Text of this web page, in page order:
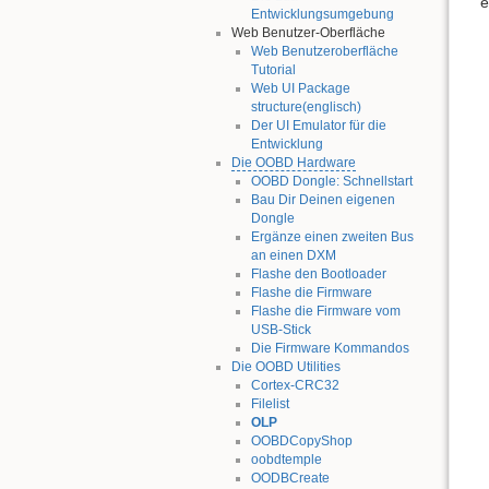
Entwicklungsumgebung
Web Benutzer-Oberfläche
Web Benutzeroberfläche
Tutorial
Web UI Package
structure(englisch)
Der UI Emulator für die
Entwicklung
Die OOBD Hardware
OOBD Dongle: Schnellstart
Bau Dir Deinen eigenen
Dongle
Ergänze einen zweiten Bus
an einen DXM
Flashe den Bootloader
Flashe die Firmware
Flashe die Firmware vom
USB-Stick
Die Firmware Kommandos
Die OOBD Utilities
Cortex-CRC32
Filelist
OLP
OOBDCopyShop
oobdtemple
OODBCreate